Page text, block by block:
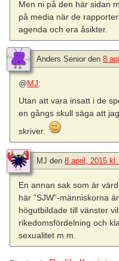
Men ni på den här sidan
på media när de
agenda och era åsikter.
Anders Senior den 8
@MJ:
Utan att vara insatt i de
en gångs skull säga att
skriver.
MJ den 8 april, 2015
En annan sak som är
här ”SJW”-människorna
högutbildade till vänster
rikedomsfördelning och
sexualitet m.m.